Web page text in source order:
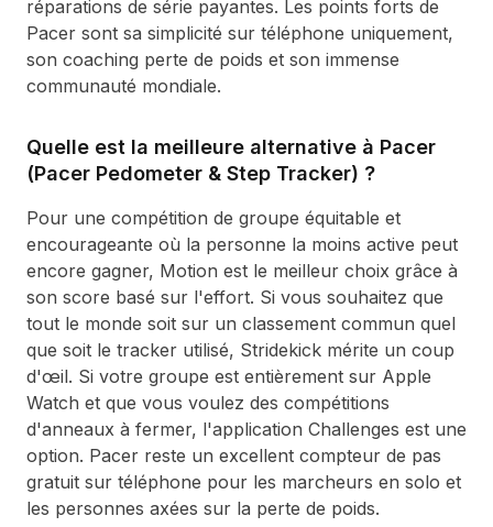
réparations de série payantes. Les points forts de
Pacer sont sa simplicité sur téléphone uniquement,
son coaching perte de poids et son immense
communauté mondiale.
Quelle est la meilleure alternative à Pacer
(Pacer Pedometer & Step Tracker) ?
Pour une compétition de groupe équitable et
encourageante où la personne la moins active peut
encore gagner, Motion est le meilleur choix grâce à
son score basé sur l'effort. Si vous souhaitez que
tout le monde soit sur un classement commun quel
que soit le tracker utilisé, Stridekick mérite un coup
d'œil. Si votre groupe est entièrement sur Apple
Watch et que vous voulez des compétitions
d'anneaux à fermer, l'application Challenges est une
option. Pacer reste un excellent compteur de pas
gratuit sur téléphone pour les marcheurs en solo et
les personnes axées sur la perte de poids.